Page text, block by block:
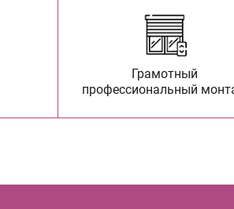
Грамотный
профессиональный